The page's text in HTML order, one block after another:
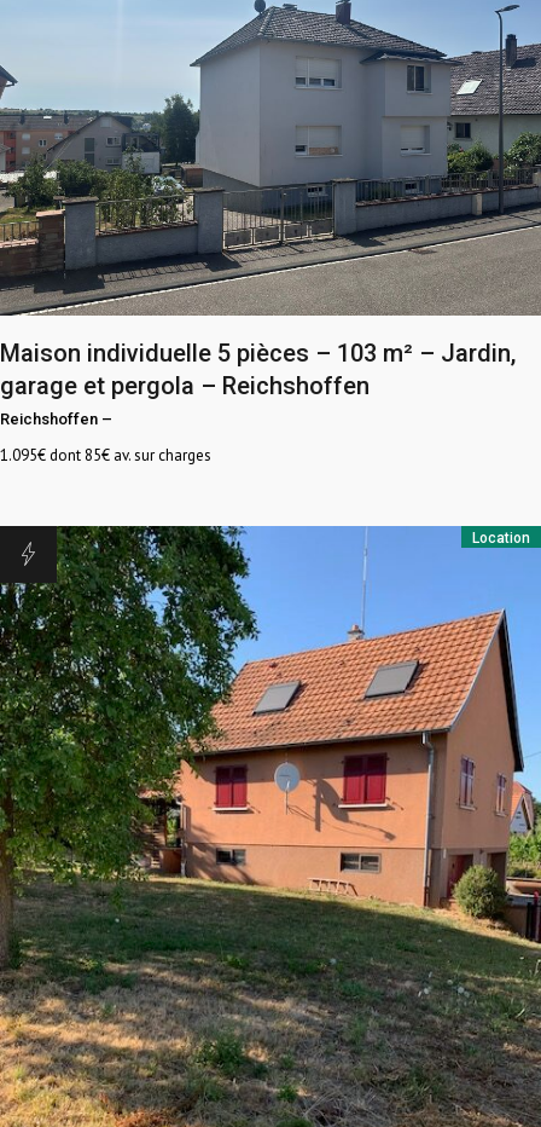
Maison individuelle 5 pièces – 103 m² – Jardin,
garage et pergola – Reichshoffen
Reichshoffen –
1.095€ dont 85€ av. sur charges
Location